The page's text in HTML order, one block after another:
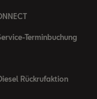
Terminbuchung
Rückrufaktion